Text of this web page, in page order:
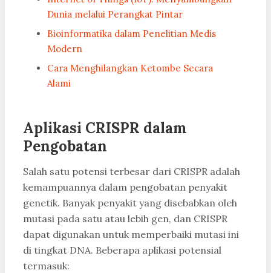
Dunia melalui Perangkat Pintar
Bioinformatika dalam Penelitian Medis
Modern
Cara Menghilangkan Ketombe Secara
Alami
Aplikasi CRISPR dalam
Pengobatan
Salah satu potensi terbesar dari CRISPR adalah
kemampuannya dalam pengobatan penyakit
genetik. Banyak penyakit yang disebabkan oleh
mutasi pada satu atau lebih gen, dan CRISPR
dapat digunakan untuk memperbaiki mutasi ini
di tingkat DNA. Beberapa aplikasi potensial
termasuk: